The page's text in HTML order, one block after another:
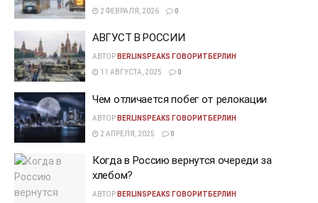
2 ФЕВРАЛЯ, 2026
0
АВГУСТ В РОССИИ
АВТОР BERLINSPEAKS ГОВОРИТБЕРЛИН
11 АВГУСТА, 2025
0
Чем отличается побег от релокации
АВТОР BERLINSPEAKS ГОВОРИТБЕРЛИН
2 АПРЕЛЯ, 2025
0
Когда в Россию вернутся очереди за
хлебом?
АВТОР BERLINSPEAKS ГОВОРИТБЕРЛИН